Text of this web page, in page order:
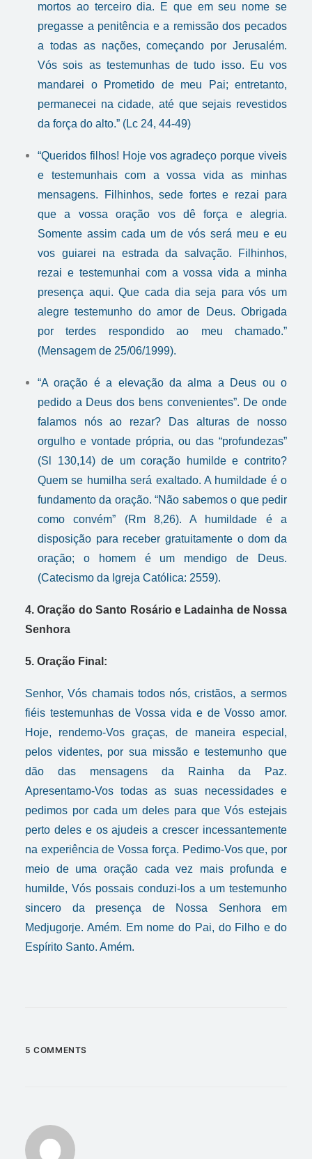
mortos ao terceiro dia. E que em seu nome se
pregasse a penitência e a remissão dos pecados
a todas as nações, começando por Jerusalém.
Vós sois as testemunhas de tudo isso. Eu vos
mandarei o Prometido de meu Pai; entretanto,
permanecei na cidade, até que sejais revestidos
da força do alto.” (Lc 24, 44-49)
“Queridos filhos! Hoje vos agradeço porque viveis
e testemunhais com a vossa vida as minhas
mensagens. Filhinhos, sede fortes e rezai para
que a vossa oração vos dê força e alegria.
Somente assim cada um de vós será meu e eu
vos guiarei na estrada da salvação. Filhinhos,
rezai e testemunhai com a vossa vida a minha
presença aqui. Que cada dia seja para vós um
alegre testemunho do amor de Deus. Obrigada
por terdes respondido ao meu chamado.”
(Mensagem de 25/06/1999).
“A oração é a elevação da alma a Deus ou o
pedido a Deus dos bens convenientes”. De onde
falamos nós ao rezar? Das alturas de nosso
orgulho e vontade própria, ou das “profundezas”
(Sl 130,14) de um coração humilde e contrito?
Quem se humilha será exaltado. A humildade é o
fundamento da oração. “Não sabemos o que pedir
como convém” (Rm 8,26). A humildade é a
disposição para receber gratuitamente o dom da
oração; o homem é um mendigo de Deus.
(Catecismo da Igreja Católica: 2559).
4.Oração do Santo Rosário e Ladainha de Nossa
Senhora
5. Oração Final:
Senhor, Vós chamais todos nós, cristãos, a sermos
fiéis testemunhas de Vossa vida e de Vosso amor.
Hoje, rendemo-Vos graças, de maneira especial,
pelos videntes, por sua missão e testemunho que
dão das mensagens da Rainha da Paz.
Apresentamo-Vos todas as suas necessidades e
pedimos por cada um deles para que Vós estejais
perto deles e os ajudeis a crescer incessantemente
na experiência de Vossa força. Pedimo-Vos que, por
meio de uma oração cada vez mais profunda e
humilde, Vós possais conduzi-los a um testemunho
sincero da presença de Nossa Senhora em
Medjugorje. Amém. Em nome do Pai, do Filho e do
Espírito Santo. Amém.
5 COMMENTS